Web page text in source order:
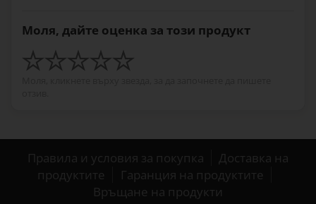
Моля, дайте оценка за този продукт
Правила и условия за покупка
Доставка на
продуктите
Гаранция на продуктите
Връщане на продукти